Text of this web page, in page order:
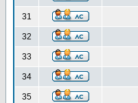
31
32
33
34
35